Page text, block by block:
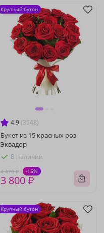
4.9 (3548)
Букет из 15 красных роз
Эквадор
В наличии
4 470 ₽ -15%
3 800 ₽
Крупный бутон
Крупный бутон